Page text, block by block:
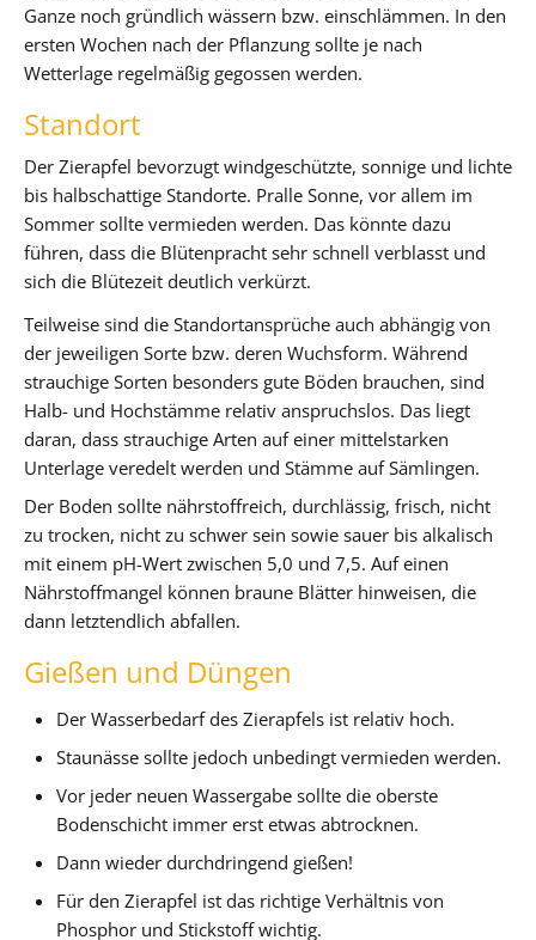
Ganze noch gründlich wässern bzw. einschlämmen. In den
ersten Wochen nach der Pflanzung sollte je nach
Wetterlage regelmäßig gegossen werden.
Standort
Der Zierapfel bevorzugt windgeschützte, sonnige und lichte
bis halbschattige Standorte. Pralle Sonne, vor allem im
Sommer sollte vermieden werden. Das könnte dazu
führen, dass die Blütenpracht sehr schnell verblasst und
sich die Blütezeit deutlich verkürzt.
Teilweise sind die Standortansprüche auch abhängig von
der jeweiligen Sorte bzw. deren Wuchsform. Während
strauchige Sorten besonders gute Böden brauchen, sind
Halb- und Hochstämme relativ anspruchslos. Das liegt
daran, dass strauchige Arten auf einer mittelstarken
Unterlage veredelt werden und Stämme auf Sämlingen.
Der Boden sollte nährstoffreich, durchlässig, frisch, nicht
zu trocken, nicht zu schwer sein sowie sauer bis alkalisch
mit einem pH-Wert zwischen 5,0 und 7,5. Auf einen
Nährstoffmangel können braune Blätter hinweisen, die
dann letztendlich abfallen.
Gießen und Düngen
Der Wasserbedarf des Zierapfels ist relativ hoch.
Staunässe sollte jedoch unbedingt vermieden werden.
Vor jeder neuen Wassergabe sollte die oberste
Bodenschicht immer erst etwas abtrocknen.
Dann wieder durchdringend gießen!
Für den Zierapfel ist das richtige Verhältnis von
Phosphor und Stickstoff wichtig.